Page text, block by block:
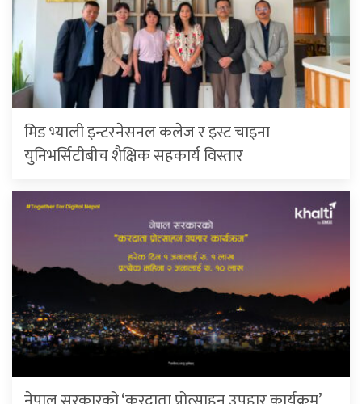
मिड भ्याली इन्टरनेसनल कलेज र इस्ट चाइना
युनिभर्सिटीबीच शैक्षिक सहकार्य विस्तार